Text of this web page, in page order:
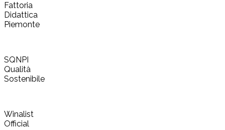
Fattoria
Didattica
Piemonte
SQNPI
Qualità
Sostenibile
Winalist
Official